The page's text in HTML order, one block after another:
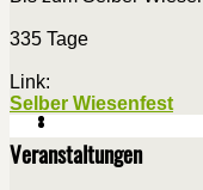
335 Tage
Link:
Selber Wiesenfest
Veranstaltungen